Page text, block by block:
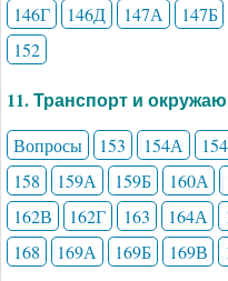
146Г 146Д 147А 147Б
152
11. Транспорт и
Вопросы 153 154А
158
159А 159Б 160А
162В
162Г 163 164А
168
169А 169Б 169В